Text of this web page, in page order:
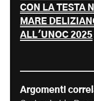
CON LA TESTA
MARE
ALL'UNOC 2025
Argomenti